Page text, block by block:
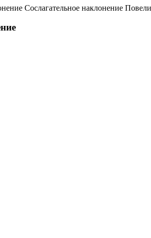
Сослагательное наклонение